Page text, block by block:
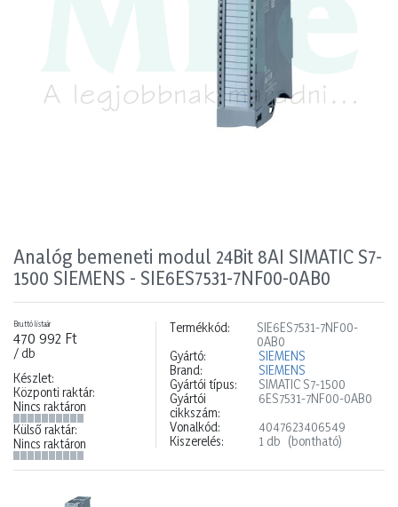
Analóg bemeneti modul 24Bit 8AI SIMATIC S7-
1500 SIEMENS - SIE6ES7531-7NF00-0AB0
Bruttó listaár
470 992 Ft
/ db
Készlet:
Központi raktár:
Nincs raktáron
Külső raktár:
Nincs raktáron
Termékkód:
SIE6ES7531-7NF00-
0AB0
Gyártó:
SIEMENS
Brand:
SIEMENS
Gyártói típus:
SIMATIC S7-1500
Gyártói
cikkszám:
6ES7531-7NF00-0AB0
Vonalkód:
4047623406549
Kiszerelés:
1 db (bontható)